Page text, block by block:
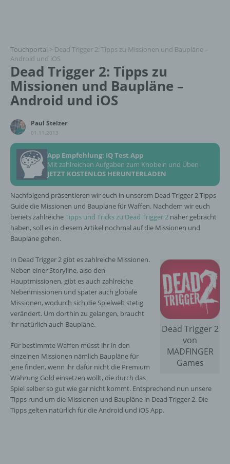
Touchportal > Dead Trigger 2: Tipps zu Missionen und Baupläne –
Android und iOS
Dead Trigger 2: Tipps zu
Missionen und Baupläne –
Android und iOS
Paul Stelzer
01.11.2013
App Empfehlung: IQ Test App
Mit zahlreichen Aufgaben zum Knobeln und Üben
JETZT KOSTENLOS HERUNTERLADEN
Nachfolgend präsentieren wir euch in unserem Dead Trigger 2 Tipps
Guide die Missionen und Baupläne für Waffen. Nachdem wir euch
beriets zahlreicheTipps und Tricks zu Dead Trigger 2 näher gebracht
haben, soll es in diesem Artikel nochmal auf die Missionen und
Baupläne gehen.
Dead Trigger 2
von
MADFINGER
Games
In Dead Trigger 2 gibt es zahlreiche Missionen.
Neben einer Storyline, also den
Hauptmissionen, gibt es auch zahlreiche
Nebenmissionen und später auch globale
Missionen, wodurch sich die Spielwelt stetig
verändert. Um dorthin zu gelangen, braucht
ihr natürlich auch Baupläne.
Für bestimmte Waffen müsst ihr in den
einzelnen Missionen nämlich Baupläne für
jene finden, wenn ihr dafür nicht die Premium
Währung Gold einsetzen wollt, die durch das
Spiel selber so gut wie gar nicht kommt. Entsprechend nun unsere
Tipps rund um die Missionen und Baupläne in Dead Trigger 2. Die
Tipps gelten natürlich für die Android und iOS App.